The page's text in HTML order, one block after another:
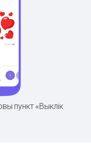
пункт «Выклік